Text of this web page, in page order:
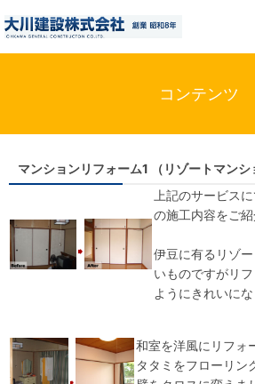
コンテンツ
マンションリフォーム1 （リゾートマンシ
上記のサービス
の施工内容をご紹
伊豆に有るリゾ
いものですがリ
ようにきれいにな
和室を洋風にリフォ
タタミをフローリン